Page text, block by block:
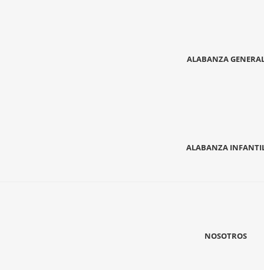
ALABANZA
ALABANZA
NOSOTROS